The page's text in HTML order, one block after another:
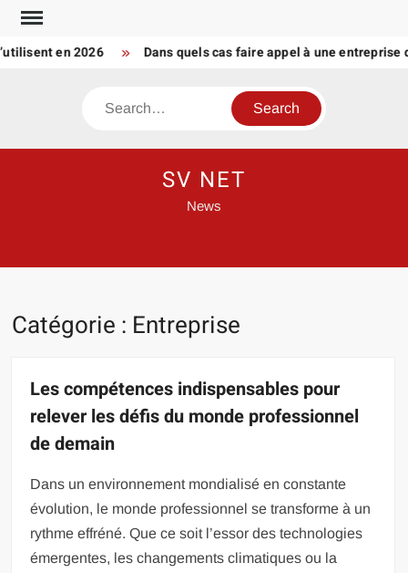
Skip
contenten 2026 Dans quels cas faire appel à une entreprise de
Search
SV NET
News
Catégorie : Entreprise
Les compétences indispensables pour
relever les défis du monde professionnel
de demain
Dans un environnement mondialisé en constante
évolution, le monde professionnel se transforme à un
rythme effréné. Que ce soit l’essor des technologies
émergentes, les changements climatiques ou la